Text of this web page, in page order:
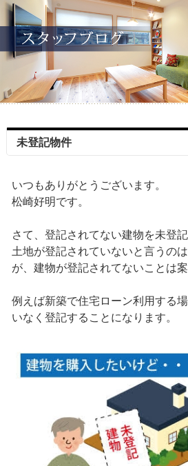
未登記物件
いつもありがとうございます。
松崎好明です。
さて、登記されてない建物を未登
土地が登記されていないと言うの
が、建物が登記されてないことは案
例えば新築で住宅ローン利用する
いなく登記することになります。